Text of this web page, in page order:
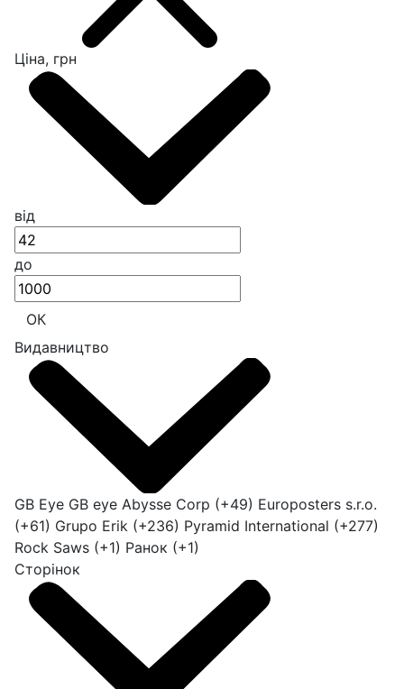
Ціна, грн
від
до
ОК
Видавництво
GB Eye GB eye Abysse Corp (+49) Europosters s.r.o.
(+61) Grupo Erik (+236) Pyramid International (+277)
Rock Saws (+1) Ранок (+1)
Сторінок